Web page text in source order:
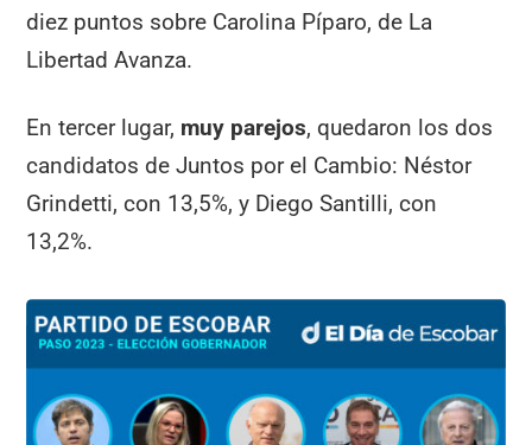
diez puntos sobre Carolina Píparo, de La
Libertad Avanza.
En tercer lugar, muy parejos, quedaron los dos
candidatos de Juntos por el Cambio: Néstor
Grindetti, con 13,5%, y Diego Santilli, con
13,2%.